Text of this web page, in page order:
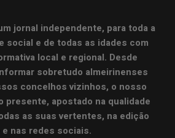
jornal independente, para toda a
social e de todas as idades com
local e regional. Desde
sobretudo almeirinenses
concelhos vizinhos, o nosso
presente, apostado na qualidade
as suas vertentes, na edição
nas redes sociais.